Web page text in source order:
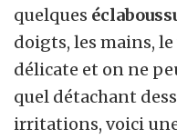
quelques
doigts, les mains,
délicate et on ne
quel détachant
irritations, voici